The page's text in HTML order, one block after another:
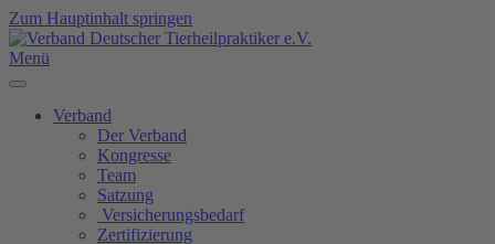
Zum Hauptinhalt springen
Menü
Verband
Der Verband
Kongresse
Team
Satzung
Versicherungsbedarf
Zertifizierung